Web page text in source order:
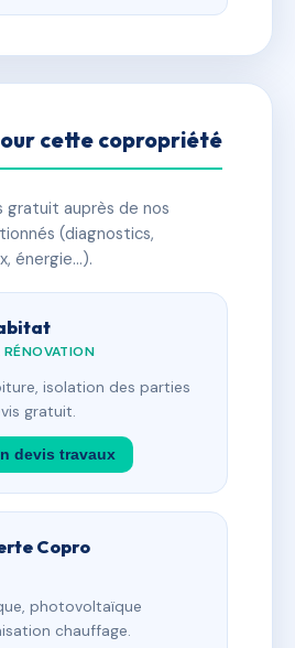
cette copropriété
gratuit auprès de nos
(diagnostics,
énergie…).
RÉNOVATION
isolation des parties
gratuit.
devis travaux
Copro
photovoltaïque
chauffage.